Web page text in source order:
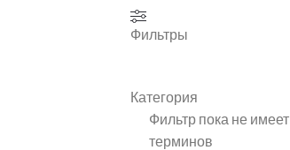
Фильтры
Категория
Фильтр пока не имеет
терминов